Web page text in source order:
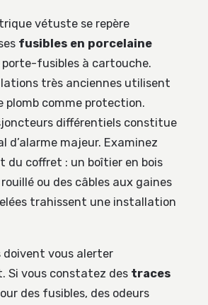
vétuste se repère
fusibles en porcelaine
porte-fusibles à cartouche.
très anciennes utilisent
plomb comme protection.
différentiels constitue
d’alarme majeur. Examinez
du coffret : un boîtier en bois
ou des câbles aux gaines
trahissent une installation
doivent vous alerter
Si vous constatez des traces
des fusibles, des odeurs